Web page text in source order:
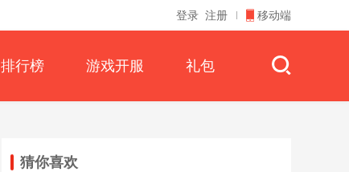
登录 注册 移动端
排行榜 游戏开服 礼包
猜你喜欢